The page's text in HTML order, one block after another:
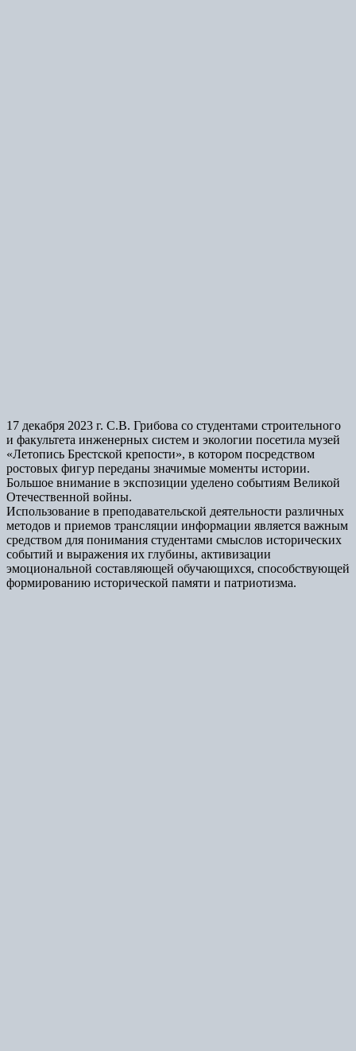
17 декабря 2023 г. С.В. Грибова со студентами строительного
и факультета инженерных систем и экологии посетила музей
«Летопись Брестской крепости», в котором посредством
ростовых фигур переданы значимые моменты истории.
Большое внимание в экспозиции уделено событиям Великой
Отечественной войны.
Использование в преподавательской деятельности различных
методов и приемов трансляции информации является важным
средством для понимания студентами смыслов исторических
событий и выражения их глубины, активизации
эмоциональной составляющей обучающихся, способствующей
формированию исторической памяти и патриотизма.